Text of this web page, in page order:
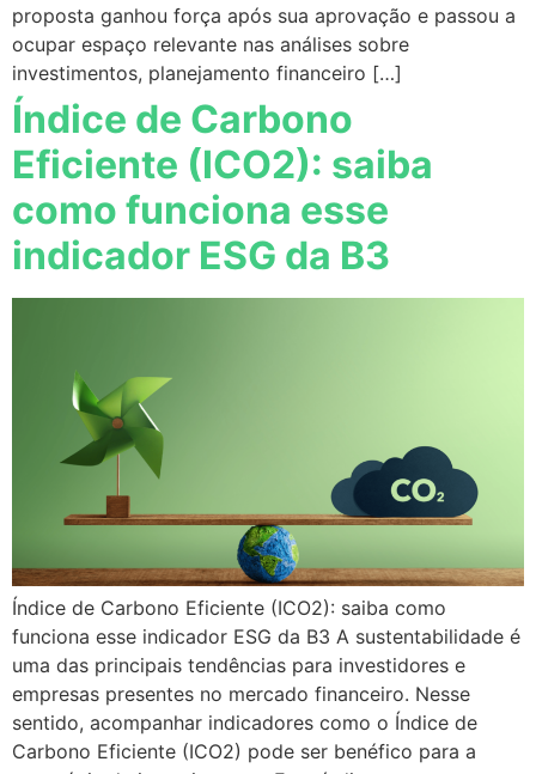
proposta ganhou força após sua aprovação e passou a
ocupar espaço relevante nas análises sobre
investimentos, planejamento financeiro […]
Índice de Carbono
Eficiente (ICO2): saiba
como funciona esse
indicador ESG da B3
Índice de Carbono Eficiente (ICO2): saiba como
funciona esse indicador ESG da B3 A sustentabilidade é
uma das principais tendências para investidores e
empresas presentes no mercado financeiro. Nesse
sentido, acompanhar indicadores como o Índice de
Carbono Eficiente (ICO2) pode ser benéfico para a